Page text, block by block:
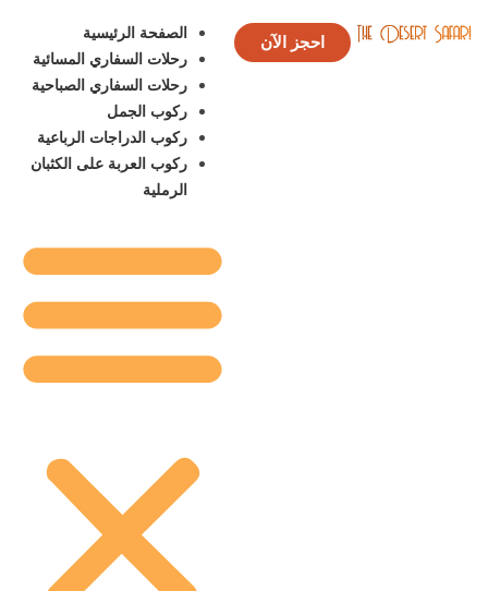
احجز الآن
الصفحة الرئيسية
رحلات السفاري المسائية
رحلات السفاري الصباحية
ركوب الجمل
ركوب الدراجات الرباعية
ركوب العربة على الكثبان
الرملية